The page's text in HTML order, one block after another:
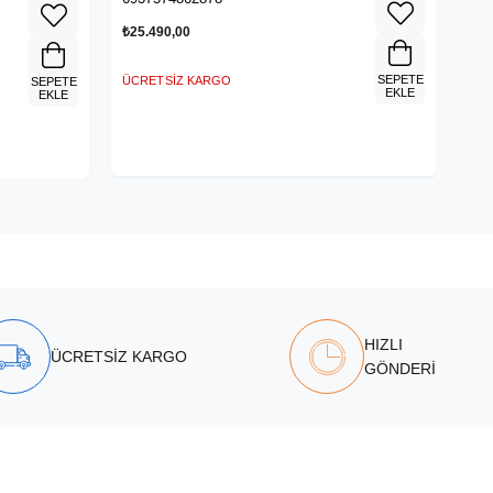
SEPETE
EKLE
₺25.490,00
ÜCRETSIZ KARGO
SEPETE
EKLE
ÜCRETSİZ KARGO
HIZLI
GÖNDERİ